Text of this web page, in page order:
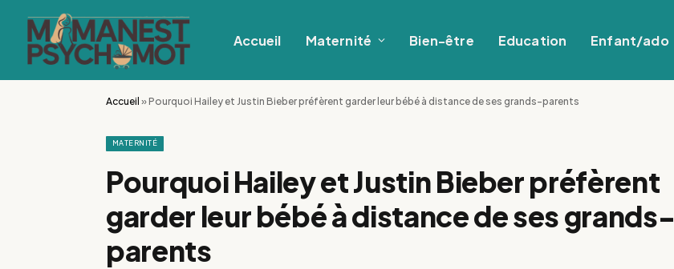
Accueil Maternité Bien-être Education Enfant/ado
Accueil »Pourquoi Hailey et Justin Bieber préfèrent garder leur bébé à distance de ses grands-parents
MATERNITÉ
Pourquoi Hailey et Justin Bieber préfèrent
garder leur bébé à distance de ses grands-
parents